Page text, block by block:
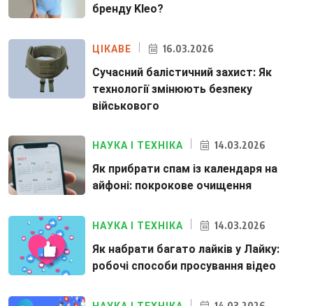
бренду Kleo?
ЦІКАВЕ 16.03.2026
Сучасний балістичний захист: Як
технології змінюють безпеку
військового
НАУКА І ТЕХНІКА 14.03.2026
Як прибрати спам із календаря на
айфоні: покрокове очищення
НАУКА І ТЕХНІКА 14.03.2026
Як набрати багато лайків у Лайку:
робочі способи просування відео